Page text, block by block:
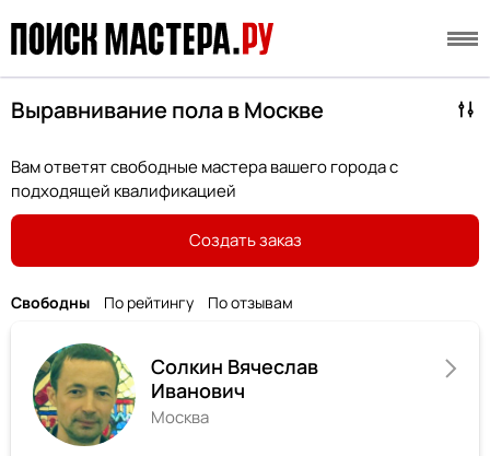
Выравнивание пола в Москве
Вам ответят свободные мастера вашего города с
подходящей квалификацией
Создать заказ
Свободны По рейтингу По отзывам
Солкин Вячеслав
Иванович
Москва